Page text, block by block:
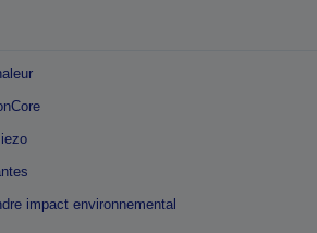
impact environnemental